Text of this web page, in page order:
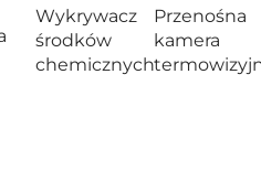
Wykrywacz
środków
chemicznych
Przenośna
kamera